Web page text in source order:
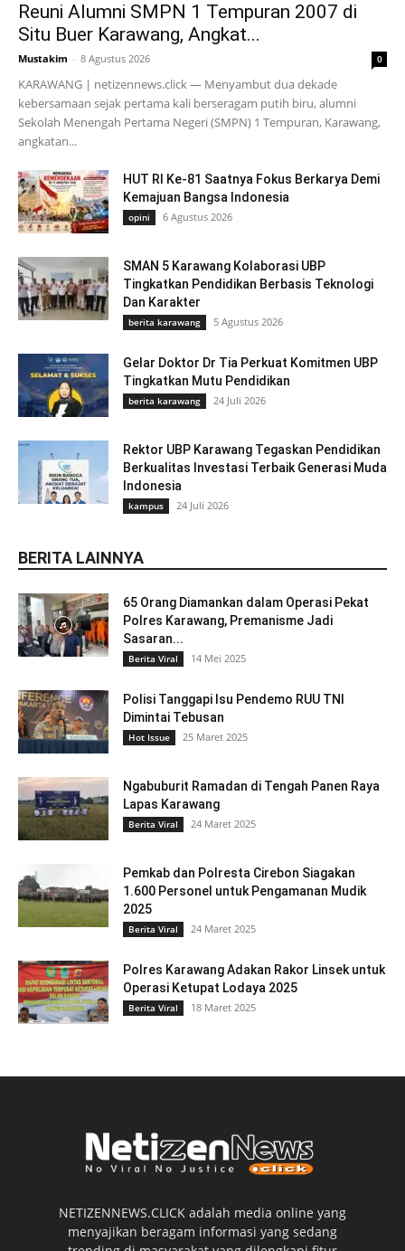
Reuni Alumni SMPN 1 Tempuran 2007 di
Situ Buer Karawang, Angkat...
Mustakim - 8 Agustus 2026 0
KARAWANG | netizennews.click — Menyambut dua dekade
kebersamaan sejak pertama kali berseragam putih biru, alumni
Sekolah Menengah Pertama Negeri (SMPN) 1 Tempuran, Karawang,
angkatan...
HUT RI Ke-81 Saatnya Fokus Berkarya Demi
Kemajuan Bangsa Indonesia
opini 6 Agustus 2026
SMAN 5 Karawang Kolaborasi UBP
Tingkatkan Pendidikan Berbasis Teknologi
Dan Karakter
berita karawang 5 Agustus 2026
Gelar Doktor Dr Tia Perkuat Komitmen UBP
Tingkatkan Mutu Pendidikan
berita karawang 24 Juli 2026
Rektor UBP Karawang Tegaskan Pendidikan
Berkualitas Investasi Terbaik Generasi Muda
Indonesia
kampus 24 Juli 2026
BERITA LAINNYA
65 Orang Diamankan dalam Operasi Pekat
Polres Karawang, Premanisme Jadi
Sasaran...
Berita Viral 14 Mei 2025
Polisi Tanggapi Isu Pendemo RUU TNI
Dimintai Tebusan
Hot Issue 25 Maret 2025
Ngabuburit Ramadan di Tengah Panen Raya
Lapas Karawang
Berita Viral 24 Maret 2025
Pemkab dan Polresta Cirebon Siagakan
1.600 Personel untuk Pengamanan Mudik
2025
Berita Viral 24 Maret 2025
Polres Karawang Adakan Rakor Linsek untuk
Operasi Ketupat Lodaya 2025
Berita Viral 18 Maret 2025
NETIZENNEWS.CLICK adalah media online yang
menyajikan beragam informasi yang sedang